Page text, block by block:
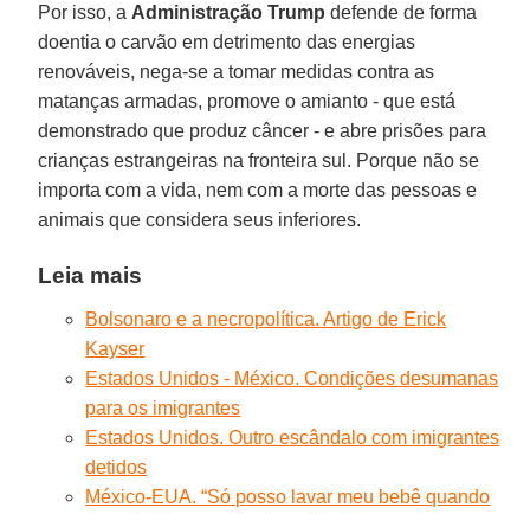
Por isso, a Administração Trump defende de forma
doentia o carvão em detrimento das energias
renováveis, nega-se a tomar medidas contra as
matanças armadas, promove o amianto - que está
demonstrado que produz câncer - e abre prisões para
crianças estrangeiras na fronteira sul. Porque não se
importa com a vida, nem com a morte das pessoas e
animais que considera seus inferiores.
Leia mais
Bolsonaro e a necropolítica. Artigo de Erick
Kayser
Estados Unidos - México. Condições desumanas
para os imigrantes
Estados Unidos. Outro escândalo com imigrantes
detidos
México-EUA. “Só posso lavar meu bebê quando